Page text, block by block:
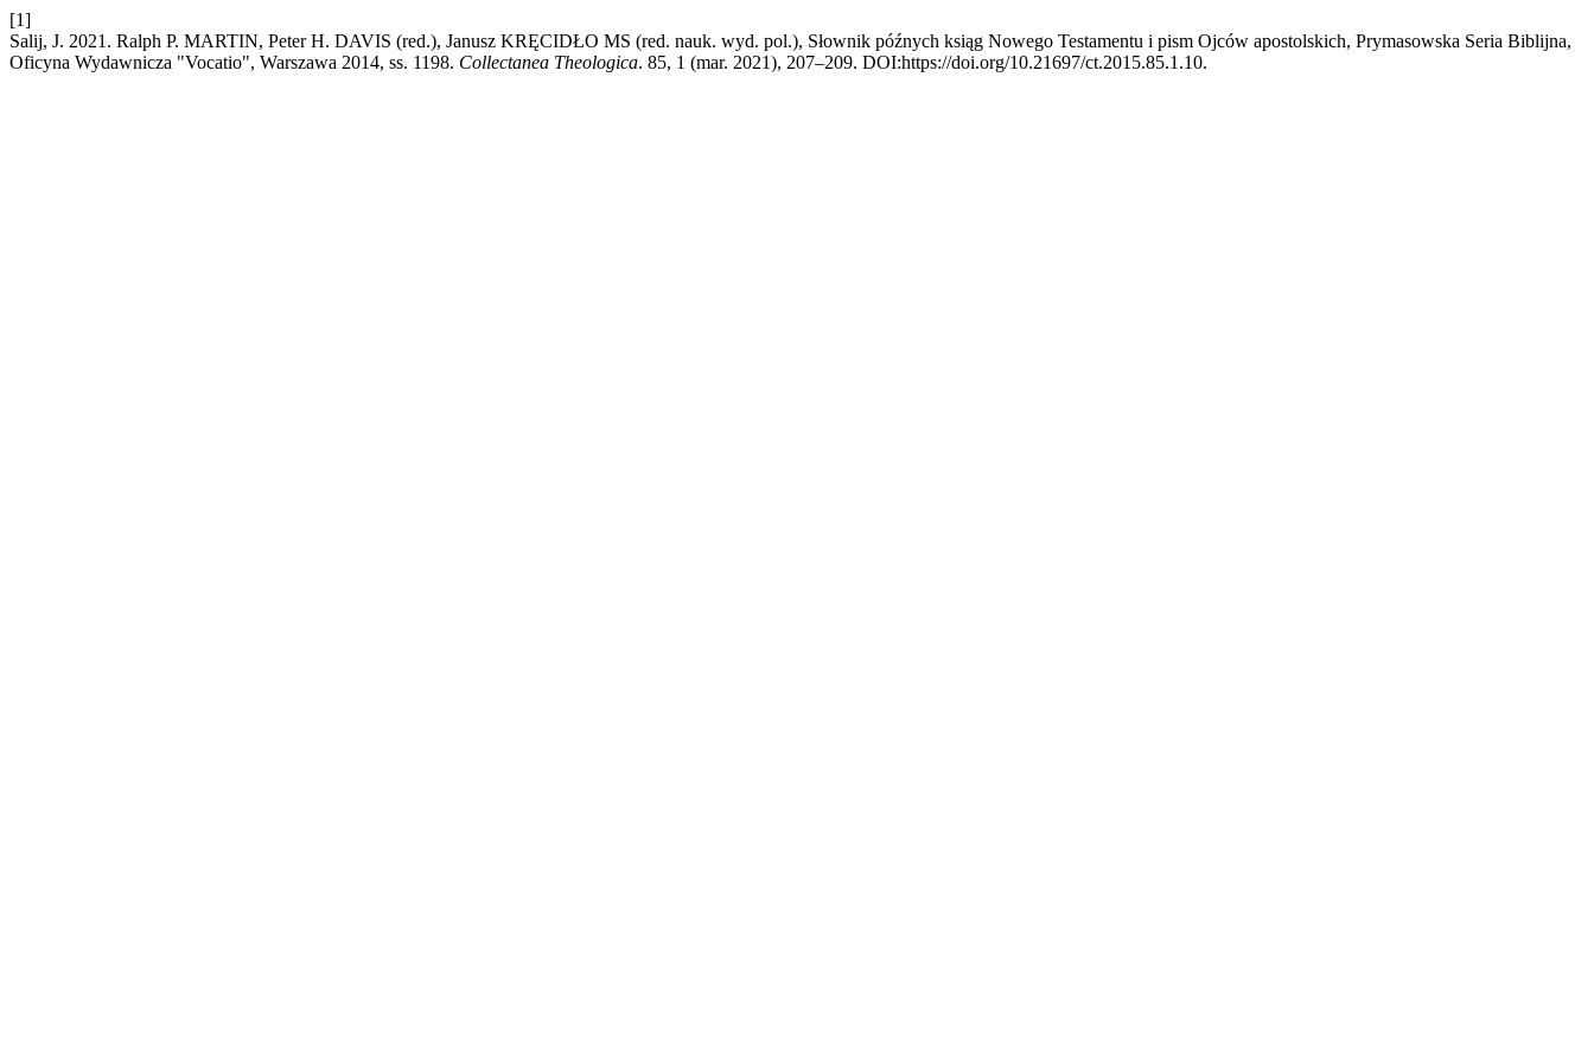
[1]
Salij, J. 2021. Ralph P. MARTIN, Peter H. DAVIS (red.), Janusz KRĘCIDŁO MS (red. nauk. wyd. pol.), Słownik późnych ksiąg Nowego Testamentu i pism Ojców apostolskich, Prymasowska Seria Biblijna,
Oficyna Wydawnicza "Vocatio", Warszawa 2014, ss. 1198. Collectanea Theologica. 85, 1 (mar. 2021), 207–209. DOI:https://doi.org/10.21697/ct.2015.85.1.10.